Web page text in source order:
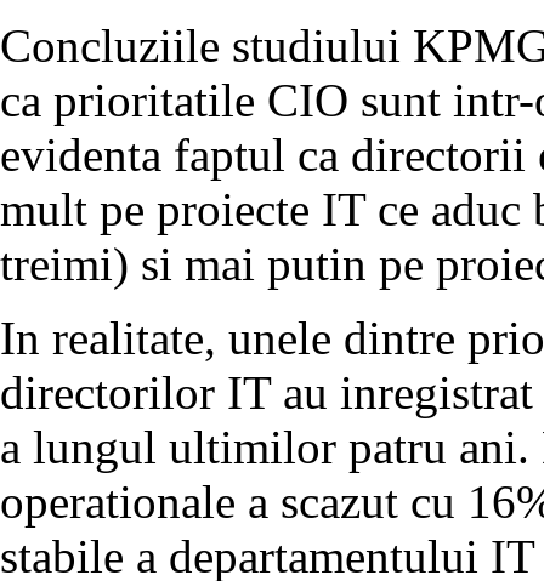
Concluziile studiului
ca prioritatile CIO sunt
evidenta faptul ca directorii
mult pe proiecte IT ce
treimi) si mai putin pe
In realitate, unele dintre
directorilor IT au
a lungul ultimilor patru ani.
operationale a scazut cu
stabile a departamentului